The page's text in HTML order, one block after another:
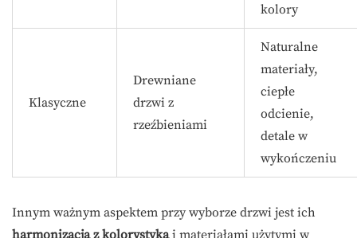
kolory
Klasyczne
Drewniane
drzwi z
rzeźbieniami
Naturalne
materiały,
ciepłe
odcienie,
detale w
wykończeniu
Innym ważnym aspektem przy wyborze drzwi jest ich
harmonizacja z kolorystykąi materiałami użytymi w